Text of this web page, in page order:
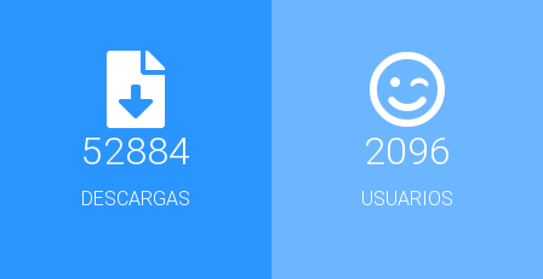
52884
DESCARGAS
2096
USUARIOS